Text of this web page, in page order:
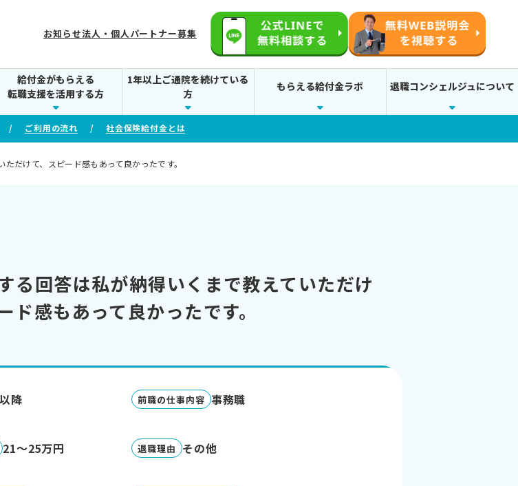
お知らせ法人・個人パートナー募集
給付金がもらえる
転職支援を活用する方
1年以上ご通院を続けている
方
もらえる給付金ラボ 退職コンシェルジュについて
ご利用の流れ 社会保険給付金とは
だけて、スピード感もあって良かったです。
る回答は私が納得いくまで教えていただけ
ド感もあって良かったです。
降 前職の仕事内容 事務職
21～25万円 退職理由 その他